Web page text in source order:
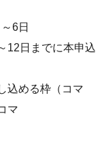
6日
12日までに本申込
込める枠（コマ
マ